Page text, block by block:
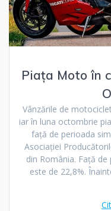
Piața Moto în
Vânzările de
iar în luna octombrie
față de perioada
Asociației
din România. Față
este de 22,8%.